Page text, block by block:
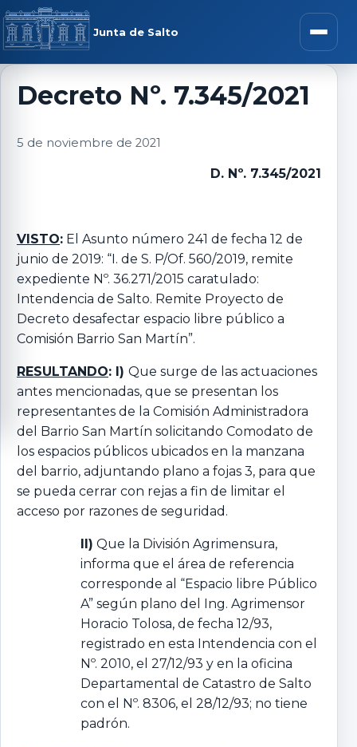
Saltar al contenido
Junta de Salto Abrir
menú
Decreto Nº. 7.345/2021
5 de noviembre de 2021
D. Nº. 7.345/2021
VISTO: El Asunto número 241 de fecha 12 de
junio de 2019: “I. de S. P/Of. 560/2019, remite
expediente Nº. 36.271/2015 caratulado:
Intendencia de Salto. Remite Proyecto de
Decreto desafectar espacio libre público a
Comisión Barrio San Martín”.
RESULTANDO: I) Que surge de las actuaciones
antes mencionadas, que se presentan los
representantes de la Comisión Administradora
del Barrio San Martín solicitando Comodato de
los espacios públicos ubicados en la manzana
del barrio, adjuntando plano a fojas 3, para que
se pueda cerrar con rejas a fin de limitar el
acceso por razones de seguridad.
II) Que la División Agrimensura,
informa que el área de referencia
corresponde al “Espacio libre Público
A” según plano del Ing. Agrimensor
Horacio Tolosa, de fecha 12/93,
registrado en esta Intendencia con el
Nº. 2010, el 27/12/93 y en la oficina
Departamental de Catastro de Salto
con el Nº. 8306, el 28/12/93; no tiene
padrón.